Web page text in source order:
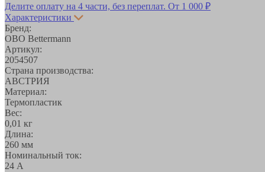
Делите оплату на 4 части, без переплат. От 1 000 ₽
Характеристики
Бренд:
OBO Bettermann
Артикул:
2054507
Страна производства:
АВСТРИЯ
Материал:
Термопластик
Вес:
0,01 кг
Длина:
260 мм
Номинальный ток:
24 А